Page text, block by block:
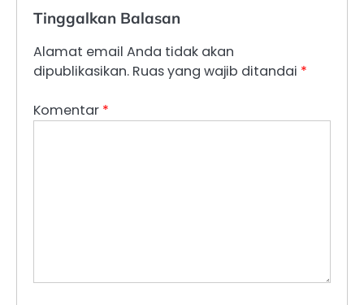
Tinggalkan Balasan
Alamat email Anda tidak akan
dipublikasikan. Ruas yang wajib ditandai *
Komentar *